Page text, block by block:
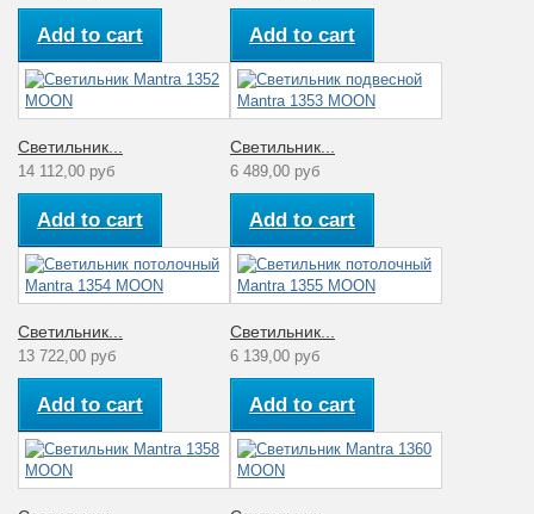
Add to cart Add to cart
Светильник...
14 112,00 руб
Add to cart
Светильник...
6 489,00 руб
Add to cart
Светильник...
13 722,00 руб
Add to cart
Светильник...
6 139,00 руб
Add to cart